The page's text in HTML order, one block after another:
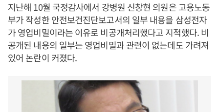
지난해 10월 국정감사에서 강병원 신창현 의원은 고용노동
부가 작성한 안전보건진단보고서의 일부 내용을 삼성전자
가 영업비밀이라는 이유로 비공개처리했다고 지적했다. 비
공개된 내용의 일부는 영업비밀과 관련이 없는데도 가려져
있어 논란이 커졌다.